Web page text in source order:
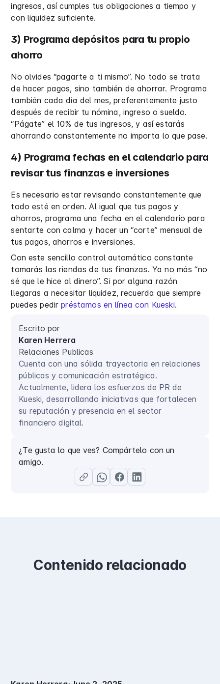
ingresos, así cumples tus obligaciones a tiempo y
con liquidez suficiente.
3) Programa depósitos para tu propio
ahorro
No olvides “pagarte a ti mismo”. No todo se trata
de hacer pagos, sino también de ahorrar. Programa
también cada día del mes, preferentemente justo
después de recibir tu nómina, ingreso o sueldo.
“Págate” el 10% de tus ingresos, y así estarás
ahorrando constantemente no importa lo que pase.
4) Programa fechas en el calendario para
revisar tus finanzas e inversiones
Es necesario estar revisando constantemente que
todo esté en orden. Al igual que tus pagos y
ahorros, programa una fecha en el calendario para
sentarte con calma y hacer un “corte” mensual de
tus pagos, ahorros e inversiones.
Con este sencillo control automático constante
tomarás las riendas de tus finanzas. Ya no más “no
sé que le hice al dinero”. Si por alguna razón
llegaras a necesitar liquidez, recuerda que siempre
puedes pedirpréstamos en línea con Kueski.
Escrito por
Karen Herrera
Relaciones Publicas
Cuenta con una sólida trayectoria en relaciones
públicas y comunicación estratégica.
Actualmente, lidera los esfuerzos de PR de
Kueski, desarrollando iniciativas que fortalecen
su reputación y presencia en el sector
financiero digital.
¿Te gusta lo que ves? Compártelo con un
amigo.
Contenido relacionado